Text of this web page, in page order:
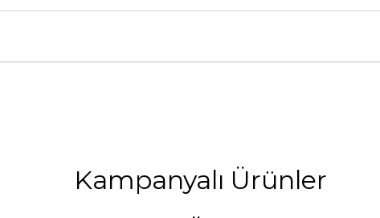
Kampanyalı Ürünler